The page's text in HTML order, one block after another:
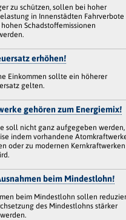
zu schützen, sollen bei hoher
in Innenstädten Fahrverbote
Schadstoffemissionen
erhöhen!
Einkommen sollte ein höherer
gelten.
gehören zum Energiemix!
soll nicht ganz aufgegeben werden,
indem vorhandene
oder zu modernen Kernkraftwerken
beim Mindestlohn!
beim Mindestlohn sollen
des Mindestlohns stärker